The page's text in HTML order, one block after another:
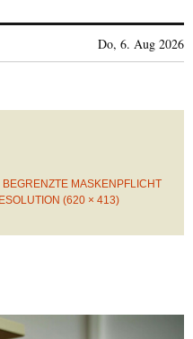
Do, 6. Aug 2026
BEGRENZTE MASKENPFLICHT
(620 × 413)